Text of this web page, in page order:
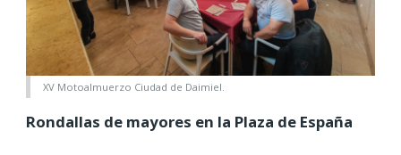
XV Motoalmuerzo Ciudad de Daimiel.
Rondallas de mayores en la Plaza de España